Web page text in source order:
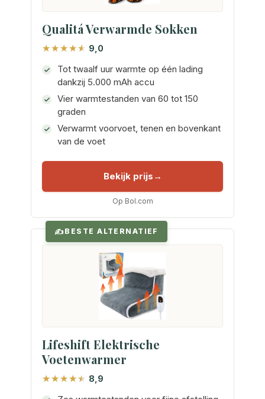
Qualitá Verwarmde Sokken
9,0
Tot twaalf uur warmte op één lading
dankzij 5.000 mAh accu
Vier warmtestanden van 60 tot 150
graden
Verwarmt voorvoet, tenen en bovenkant
van de voet
Bekijk prijs
Op Bol.com
BESTE ALTERNATIEF
Lifeshift Elektrische
Voetenwarmer
8,9